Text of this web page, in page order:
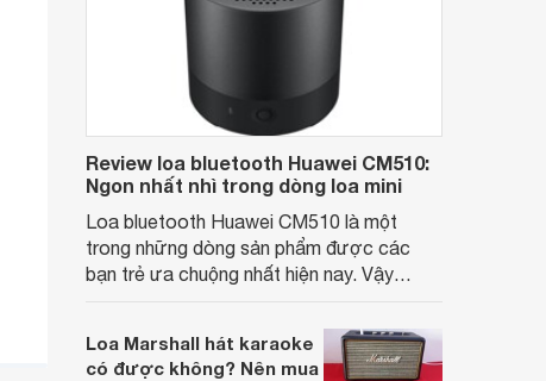
Review loa bluetooth Huawei CM510:
Ngon nhất nhì trong dòng loa mini
Loa bluetooth Huawei CM510 là một
trong những dòng sản phẩm được các
bạn trẻ ưa chuộng nhất hiện nay. Vậy
Loa Marshall hát karaoke
có được không? Nên mua